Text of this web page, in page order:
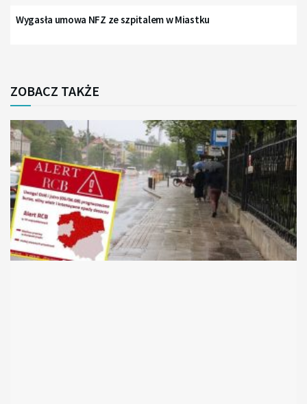
Wygasła umowa NFZ ze szpitalem w Miastku
ZOBACZ TAKŻE